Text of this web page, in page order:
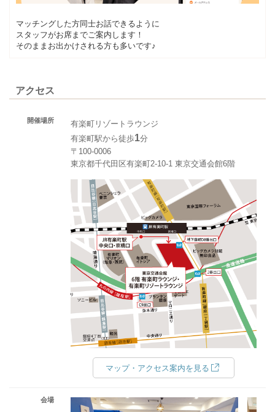
マッチングした方同士お話できるように
スタッフがお席までご案内します！
そのままお出かけされる方も多いです♪
アクセス
開催場所
有楽町リゾートラウンジ
有楽町駅から徒歩1分
〒100-0006
東京都千代田区有楽町2-10-1 東京交通会館6階
マップ・アクセス案内を見る
会場